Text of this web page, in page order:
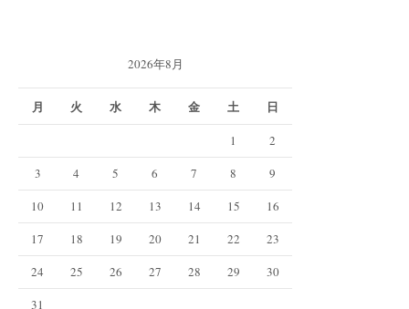
2026年8月
月 火 水 木 金 土 日
1
2
3
4 5 6 7 8
9
10
11 12 13 14 15
16
17
18 19 20 21 22
23
24
25 26 27 28 29
30
31